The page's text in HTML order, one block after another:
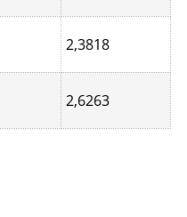
2,3818
2,6263